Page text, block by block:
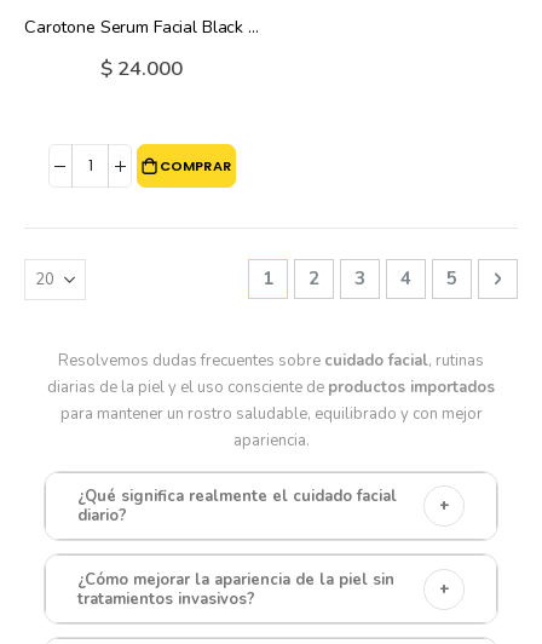
Carotone Serum Facial Black Spot Corrector - 30 Ml
$ 24.000
COMPRAR
Página
Estás leyendo la página
1 Página
2 Página
3 Página
4 Página
5
Resolvemos dudas frecuentes sobre cuidado facial, rutinas
diarias de la piel y el uso consciente de productos importados
para mantener un rostro saludable, equilibrado y con mejor
apariencia.
¿Qué significa realmente el cuidado facial
diario?
+
¿Cómo mejorar la apariencia de la piel sin
tratamientos invasivos?
+